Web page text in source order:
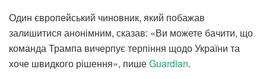
Один європейський чиновник, який побажав
залишитися анонімним, сказав: «Ви можете бачити, що
команда Трампа вичерпує терпіння щодо України та
хоче швидкого рішення», пишеGuardian.